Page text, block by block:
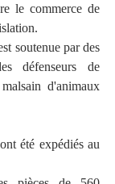
le commerce de
soutenue par des
défenseurs de
d'animaux
été expédiés au